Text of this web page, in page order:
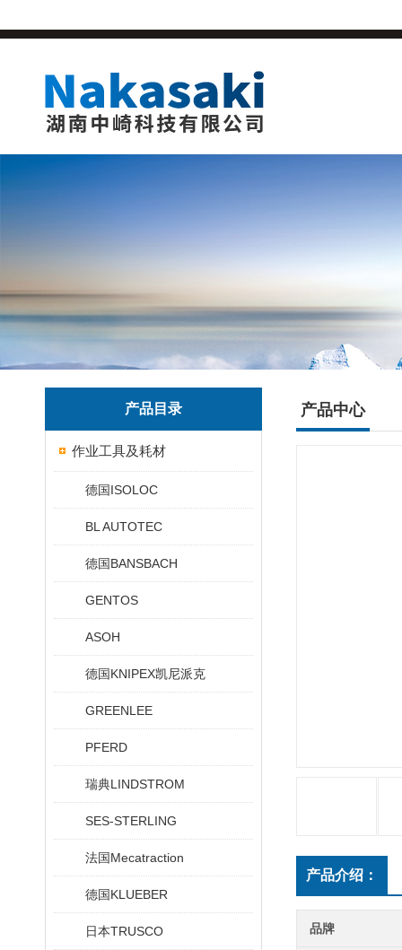
产品目录
作业工具及耗材
德国ISOLOC
BL AUTOTEC
德国BANSBACH
GENTOS
ASOH
德国KNIPEX凯尼派克
GREENLEE
PFERD
瑞典LINDSTROM
SES-STERLING
法国Mecatraction
德国KLUEBER
日本TRUSCO
产品中心
产品介绍：
品牌